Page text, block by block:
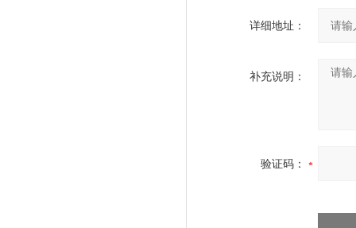
详细地址：
补充说明：
验证码：